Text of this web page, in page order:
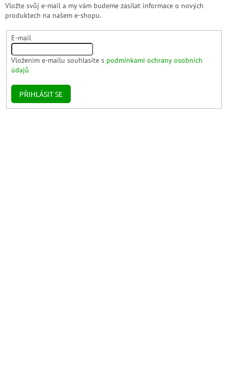
Vložte svůj e-mail a my vám budeme zasílat informace o nových
produktech na našem e-shopu.
E-mail
Vložením e-mailu souhlasíte s podmínkami ochrany osobních
údajů
PŘIHLÁSIT SE